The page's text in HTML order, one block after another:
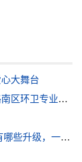
大舞台
路南区环卫专业监察分队西北简述)
级，一眼看懂